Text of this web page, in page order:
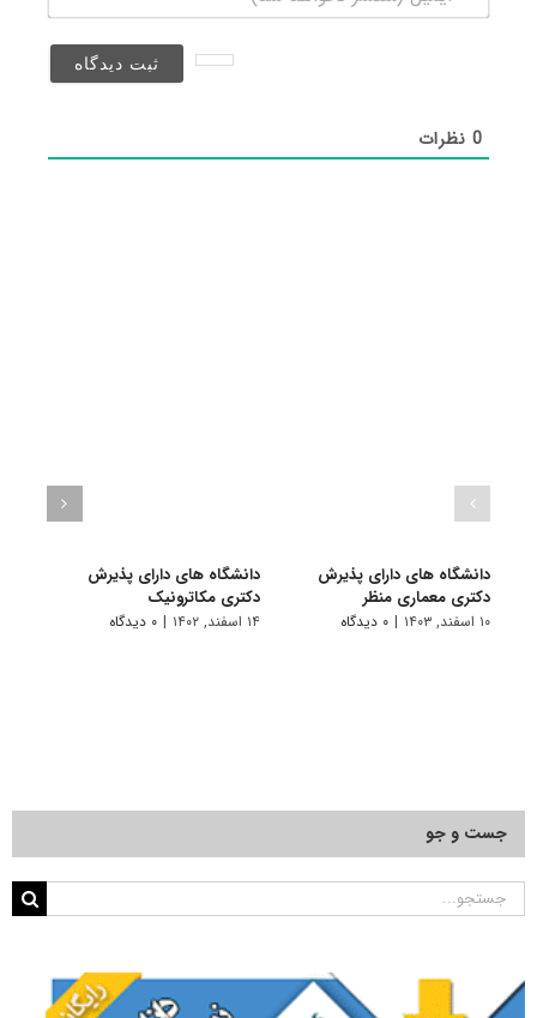
(منتشر
0نظرات
دانشگاه های دارای پذیرش
دکتری ﻣﻌﻤﺎری منظر
۱۰ اسفند, ۱۴۰۳ | ۰ دیدگاه
دانشگاه های دارای پذیرش
دکتری مکاترونیک
۱۴ اسفند, ۱۴۰۲ | ۰ دیدگاه
جست و جو
جستجو